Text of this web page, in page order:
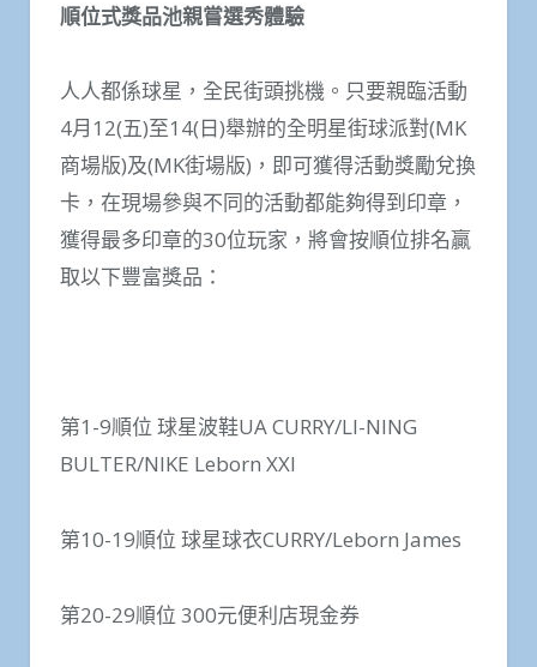
順位式獎品池親嘗選秀體驗
人人都係球星，全民街頭挑機。只要親臨活動
4月12(五)至14(日)舉辦的全明星街球派對(MK
商場版)及(MK街場版)，即可獲得活動獎勵兌換
卡，在現場參與不同的活動都能夠得到印章，
獲得最多印章的30位玩家，將會按順位排名贏
取以下豐富獎品：
第1-9順位 球星波鞋UA CURRY/LI-NING
BULTER/NIKE Leborn XXI
第10-19順位 球星球衣CURRY/Leborn James
第20-29順位 300元便利店現金券